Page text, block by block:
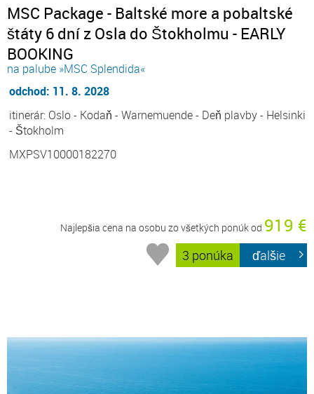
MSC Package - Baltské more a pobaltské
štáty 6 dní z Osla do Štokholmu - EARLY
BOOKING
na palube »MSC Splendida«
odchod: 11. 8. 2028
itinerár: Oslo - Kodaň - Warnemuende - Deň plavby - Helsinki
- Štokholm
MXPSV10000182270
Najlepšia cena na osobu zo všetkých ponúk od 919 €
3 ponúka ďalšie